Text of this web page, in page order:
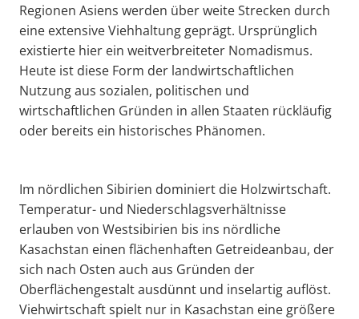
Regionen Asiens werden über weite Strecken durch
eine extensive Viehhaltung geprägt. Ursprünglich
existierte hier ein weitverbreiteter Nomadismus.
Heute ist diese Form der landwirtschaftlichen
Nutzung aus sozialen, politischen und
wirtschaftlichen Gründen in allen Staaten rückläufig
oder bereits ein historisches Phänomen.
Im nördlichen Sibirien dominiert die Holzwirtschaft.
Temperatur- und Niederschlagsverhältnisse
erlauben von Westsibirien bis ins nördliche
Kasachstan einen flächenhaften Getreideanbau, der
sich nach Osten auch aus Gründen der
Oberflächengestalt ausdünnt und inselartig auflöst.
Viehwirtschaft spielt nur in Kasachstan eine größere